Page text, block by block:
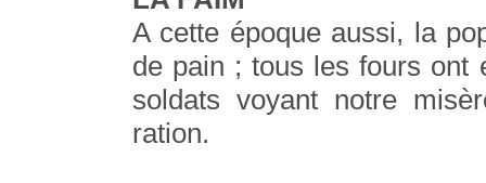
A cette époque aussi, la
de pain ; tous les fours ont
soldats voyant notre
ration.